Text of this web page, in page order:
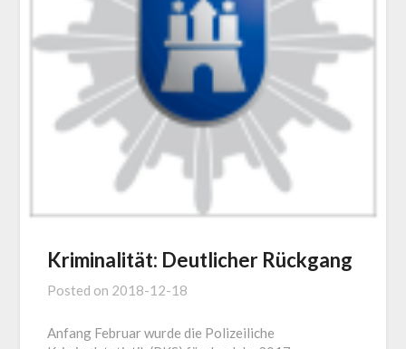
Kriminalität: Deutlicher Rückgang
Posted on 2018-12-18
Anfang Februar wurde die Polizeiliche